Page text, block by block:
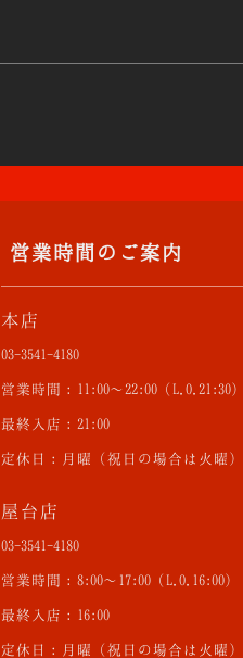
営業時間のご案内
本店
03-3541-4180
営業時間：11:00〜22:00（L.O.21:30）
最終入店：21:00
定休日：月曜（祝日の場合は火曜）
屋台店
03-3541-4180
営業時間：8:00〜17:00（L.O.16:00）
最終入店：16:00
定休日：月曜（祝日の場合は火曜）